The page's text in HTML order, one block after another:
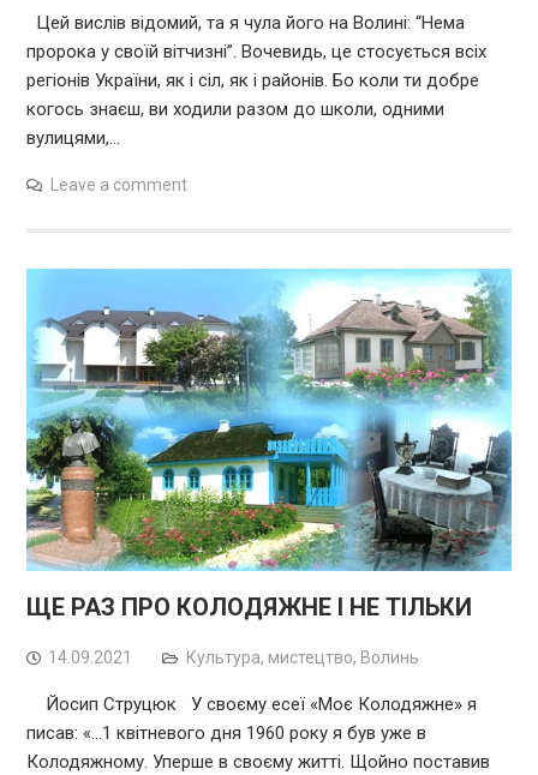
Цей вислів відомий, та я чула його на Волині: “Нема
пророка у своїй вітчизні”. Вочевидь, це стосується всіх
регіонів України, як і сіл, як і районів. Бо коли ти добре
когось знаєш, ви ходили разом до школи, одними
вулицями,…
Leave a comment
ЩЕ РАЗ ПРО КОЛОДЯЖНЕ І НЕ ТІЛЬКИ
14.09.2021 Культура, мистецтво, Волинь
Йосип Струцюк У своєму есеї «Моє Колодяжне» я
писав: «…1 квітневого дня 1960 року я був уже в
Колодяжному. Уперше в своєму житті. Щойно поставив